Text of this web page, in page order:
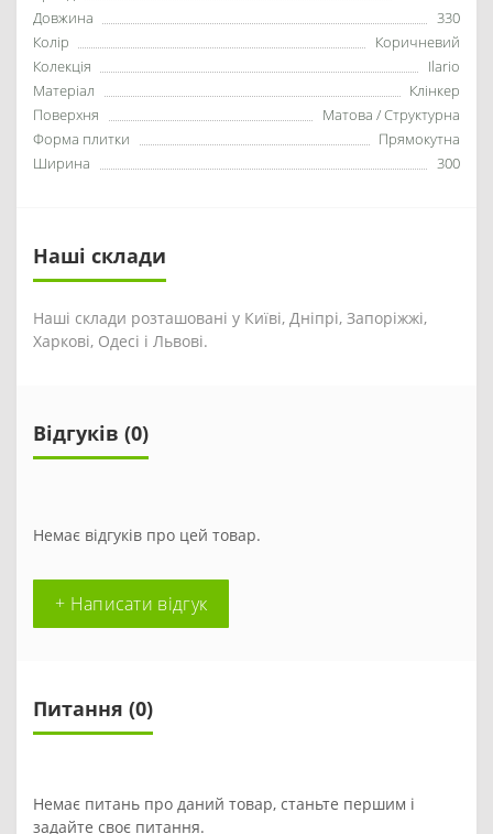
Довжина
330
Колір
Коричневий
Колекція
Ilario
Матеріал
Клінкер
Поверхня
Матова / Структурна
Форма плитки
Прямокутна
Ширина
300
Наші склади
Наші склади розташовані у Київі, Дніпрі, Запоріжжі,
Харкові, Одесі і Львові.
Відгуків (0)
Немає відгуків про цей товар.
+ Написати відгук
Питання (0)
Немає питань про даний товар, станьте першим і
задайте своє питання.